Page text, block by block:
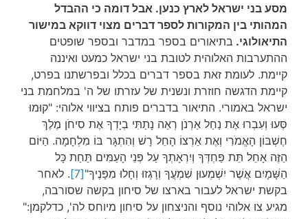
מסע בני ישראל לארץ כנען. אבל דומה כי ההבדל
המהותי בין המקורות לספר דברים מצוי דווקא במישור
התיאולוגי. בתיאורים בספר במדבר ובספר שופטים
ההתערבות האלוהית לטובת בני ישראל כמעט ואיננה
קיימת. לעומת זאת בספר דברים בכלל ובפרשתנו בפרט,
קיימת הדגשה חוזרת ונשנית של עזרתו של ה' במלחמת בני
ישראל באמורי. התיאור בדברים פותח בציווי אלוהי: "קוּמוּ
סְּעוּ וְעִבְרוּ אֶת נַחַל אַרְנֹן רְאֵה נָתַתִּי בְיָדְךָ אֶת סִיחֹן מֶלֶךְ
חֶשְׁבּוֹן הָאֱמֹרִי וְאֶת אַרְצוֹ הָחֵל רָשׁ וְהִתְגָּר בּוֹ מִלְחָמָה. הַיּוֹם
הַזֶּה אָחֵל תֵּת פַּחְדְּךָ וְיִרְאָתְךָ עַל פְּנֵי הָעַמִּים תַּחַת כָּל
הַשָּׁמָיִם אֲשֶׁר יִשְׁמְעוּן שִׁמְעֲךָ וְרָגְזוּ וְחָלוּ מִפָּנֶיךָ"[7]
. לאחר
בקשת ישראל לעבור בארצו של סיחון בקשה שסורבה,
מגיע צו אלוהי נוסף והניצחון על סיחון מיוחס לה', כדלקמן:"